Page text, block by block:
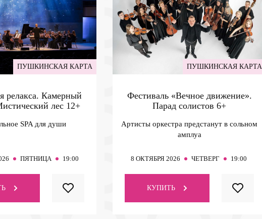
ПУШКИНСКАЯ КАРТА
релакса. Камерный
лес 12+
SPA для души
ПЯТНИЦА 19:00
ПУШКИНСКАЯ КАРТА
Фестиваль «Вечное движение».
Парад солистов 6+
Артисты оркестра предстанут в сольном
амплуа
8 ОКТЯБРЯ 2026 ЧЕТВЕРГ 19:00
КУПИТЬ